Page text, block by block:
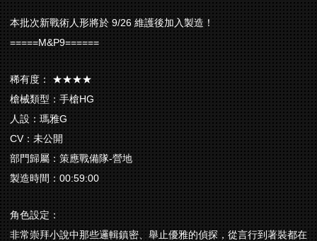
本批次新戰術人形將於 9/26 維護後加入製造！
=====M&P9======
稀有度： ★★★★
槍械類型：手槍HG
人設：瑪雅G
CV：未公開
部門歸屬：策應戰備隊-營地
製造時間：00:59:00
角色設定：
非常崇拜小說中那些邏輯鎮密、舉止優雅的偵探，從言行到著裝都在